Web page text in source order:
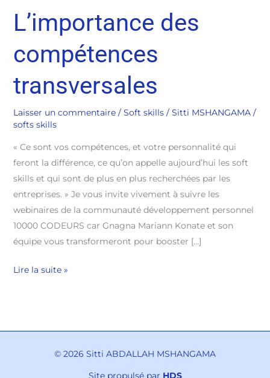
L’importance des
compétences
transversales
Laisser un commentaire / Soft skills/ Sitti MSHANGAMA /
softs skills
« Ce sont vos compétences, et votre personnalité qui
feront la différence, ce qu’on appelle aujourd’hui les soft
skills et qui sont de plus en plus recherchées par les
entreprises. » Je vous invite vivement à suivre les
webinaires de la communauté développement personnel
10000 CODEURS car Gnagna Mariann Konate et son
équipe vous transformeront pour booster […]
Lire la suite »
© 2026 Sitti ABDALLAH MSHANGAMA
Site propulsé par HDS